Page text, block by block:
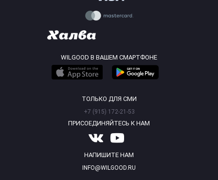
WILGOOD В ВАШЕМ СМАРТФОНЕ
ТОЛЬКО ДЛЯ СМИ
+7 (915) 172-21-53
ПРИСОЕДИНЯЙТЕСЬ К НАМ
НАПИШИТЕ НАМ
INFO@WILGOOD.RU